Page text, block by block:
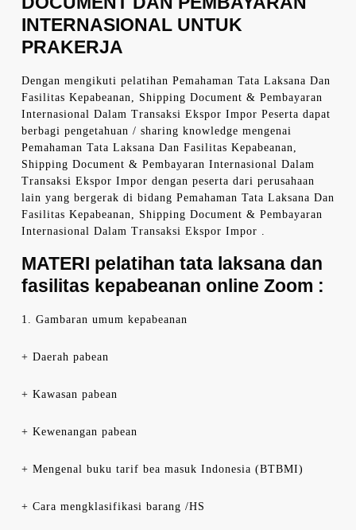
INTERNASIONAL UNTUK
PRAKERJA
Dengan mengikuti pelatihan Pemahaman Tata Laksana Dan
Fasilitas Kepabeanan, Shipping Document & Pembayaran
Internasional Dalam Transaksi Ekspor Impor Peserta dapat
berbagi pengetahuan / sharing knowledge mengenai
Pemahaman Tata Laksana Dan Fasilitas Kepabeanan,
Shipping Document & Pembayaran Internasional Dalam
Transaksi Ekspor Impor dengan peserta dari perusahaan
lain yang bergerak di bidang Pemahaman Tata Laksana Dan
Fasilitas Kepabeanan, Shipping Document & Pembayaran
Internasional Dalam Transaksi Ekspor Impor .
MATERI pelatihan tata laksana dan
fasilitas kepabeanan online Zoom :
1. Gambaran umum kepabeanan
+ Daerah pabean
+ Kawasan pabean
+ Kewenangan pabean
+ Mengenal buku tarif bea masuk Indonesia (BTBMI)
+ Cara mengklasifikasi barang /HS